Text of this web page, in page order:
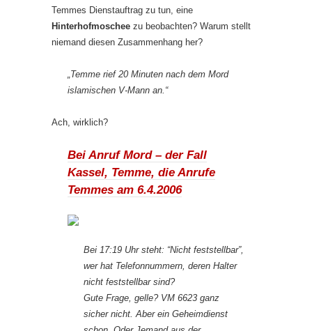
Temmes Dienstauftrag zu tun, eine
Hinterhofmoschee zu beobachten? Warum stellt
niemand diesen Zusammenhang her?
„Temme rief 20 Minuten nach dem Mord
islamischen V-Mann an.“
Ach, wirklich?
Bei Anruf Mord – der Fall
Kassel, Temme, die Anrufe
Temmes am 6.4.2006
Bei 17:19 Uhr steht: “Nicht feststellbar”,
wer hat Telefonnummern, deren Halter
nicht feststellbar sind?
Gute Frage, gelle? VM 6623 ganz
sicher nicht. Aber ein Geheimdienst